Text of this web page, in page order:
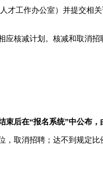
才工作办公室） 并提交相
应核减计划。核减和取消招
束后在“报名系统”中公布，
取消招聘；达不到规定比